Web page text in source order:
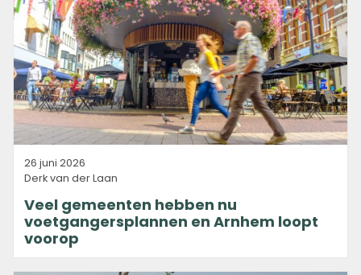
26 juni 2026
Derk van der Laan
Veel gemeenten hebben nu
voetgangersplannen en Arnhem loopt
voorop